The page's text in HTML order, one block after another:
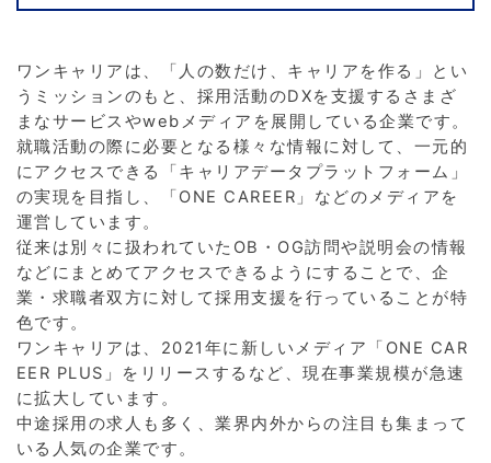
ワンキャリアは、「人の数だけ、キャリアを作る」とい
うミッションのもと、採用活動のDXを支援するさまざ
まなサービスやwebメディアを展開している企業です。
就職活動の際に必要となる様々な情報に対して、一元的
にアクセスできる「キャリアデータプラットフォーム」
の実現を目指し、「ONE CAREER」などのメディアを
運営しています。
従来は別々に扱われていたOB・OG訪問や説明会の情報
などにまとめてアクセスできるようにすることで、企
業・求職者双方に対して採用支援を行っていることが特
色です。
ワンキャリアは、2021年に新しいメディア「ONE CAR
EER PLUS」をリリースするなど、現在事業規模が急速
に拡大しています。
中途採用の求人も多く、業界内外からの注目も集まって
いる人気の企業です。